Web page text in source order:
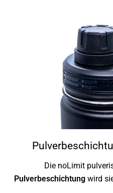
Die noLimit
Pulverbeschichtung wird